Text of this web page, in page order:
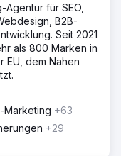
für SEO,
B2B-
Seit 2021
als 800 Marken in
EU, dem Nahen
Marketing +63
+29